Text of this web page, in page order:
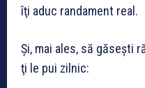
îţi aduc randament real.
Şi, mai ales, să găseşti
ţi le pui zilnic: